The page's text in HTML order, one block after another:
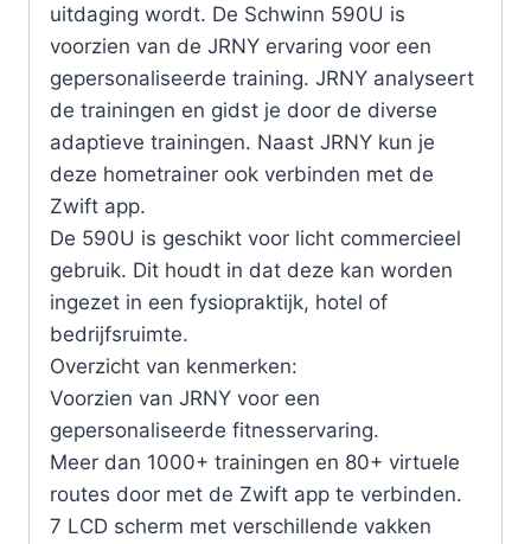
uitdaging wordt. De Schwinn 590U is
voorzien van de JRNY ervaring voor een
gepersonaliseerde training. JRNY analyseert
de trainingen en gidst je door de diverse
adaptieve trainingen. Naast JRNY kun je
deze hometrainer ook verbinden met de
Zwift app.
De 590U is geschikt voor licht commercieel
gebruik. Dit houdt in dat deze kan worden
ingezet in een fysiopraktijk, hotel of
bedrijfsruimte.
Overzicht van kenmerken:
Voorzien van JRNY voor een
gepersonaliseerde fitnesservaring.
Meer dan 1000+ trainingen en 80+ virtuele
routes door met de Zwift app te verbinden.
7 LCD scherm met verschillende vakken